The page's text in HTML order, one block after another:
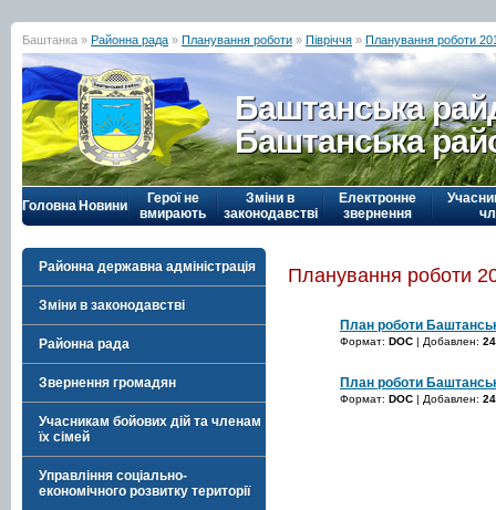
Баштанка » Районна рада » Планування роботи » Півріччя » Планування роботи
Баштанська
Баштанська
Головна Новини
Герої не
вмирають
Зміни в
законодавстві
Електронне
звернення
Районна державна адміністрація
Зміни в законодавстві
Районна рада
Звернення громадян
Учасникам бойових дій та членам
їх сімей
Управління соціально-
економічного розвитку території
Планування роботи
План роботи
Формат: DOC | Добавлен:
План роботи
Формат: DOC | Добавлен: